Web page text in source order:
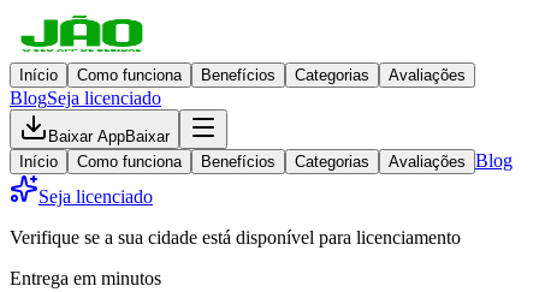
Início Como funciona Benefícios Categorias Avaliações
BlogSeja licenciado
Baixar AppBaixar
Início
Como funciona Benefícios Categorias Avaliações Blog
Seja licenciado
Verifique se a sua cidade está disponível para licenciamento
Entrega em minutos